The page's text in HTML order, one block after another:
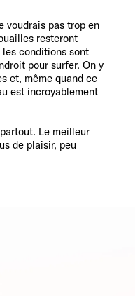
voudrais pas trop en
resteront
conditions sont
pour surfer. On y
et, même quand ce
est incroyablement
Le meilleur
de plaisir, peu